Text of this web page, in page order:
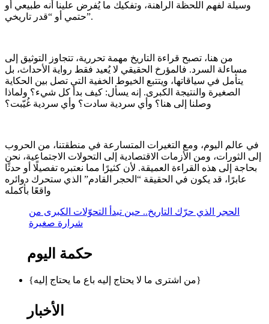
وسيلة لفهم اللحظة الراهنة، وتفكيك ما يُفرض علينا أنه طبيعي أو
حتمي أو “قدر تاريخي”.
من هنا، تصبح قراءة التاريخ مهمة تحررية، تتجاوز التوثيق إلى
مساءلة السرد. فالمؤرخ الحقيقي لا يُعيد فقط رواية الأحداث، بل
يتأمل في سياقاتها، ويتتبع الخيوط الخفية التي تصل بين الحكاية
الصغيرة والنتيجة الكبرى. إنه يسأل: كيف بدأ كل شيء؟ ولماذا
وصلنا إلى هنا؟ وأي سردية سادت؟ وأي سردية غُيّبت؟
في عالم اليوم، ومع التغيرات المتسارعة في منطقتنا، من الحروب
إلى الثورات، ومن الأزمات الاقتصادية إلى التحولات الاجتماعية، نحن
بحاجة إلى هذه القراءة العميقة. لأن كثيرًا مما نعتبره تفصيلًا أو حدثًا
عابرًا، قد يكون في الحقيقة “الحجر القادم” الذي ستحرك دوائره
واقعًا بأكمله
الحجر الذي حرّك التاريخ.. حين تبدأ التحوّلات الكبرى من
شرارة صغيرة
حكمة اليوم
{من اشترى ما لا يحتاج إليه باع ما يحتاج إليه}
الأخبار